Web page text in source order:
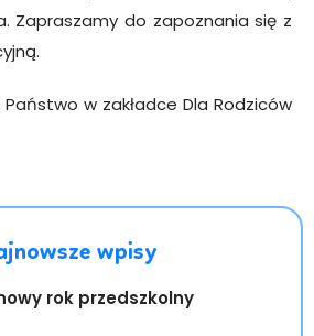
Zapraszamy do zapoznania się z
w zakładce Dla Rodziców
wpisy
rok przedszkolny